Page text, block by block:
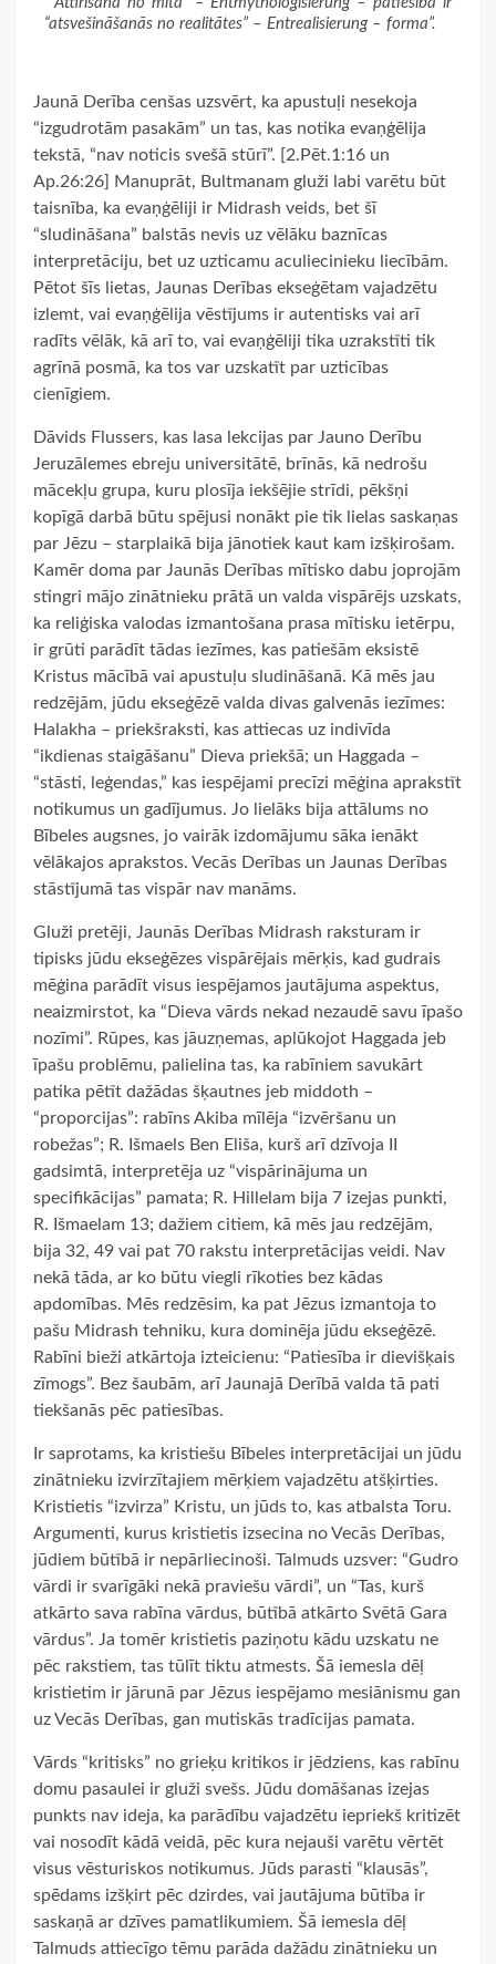
“atsvešināšanās no realitātes” – Entrealisierung – forma”.
Jaunā Derība cenšas uzsvērt, ka apustuļi nesekoja
“izgudrotām pasakām” un tas, kas notika evaņģēlija
tekstā, “nav noticis svešā stūrī”. [2.Pēt.1:16 un
Ap.26:26] Manuprāt, Bultmanam gluži labi varētu būt
taisnība, ka evaņģēliji ir Midrash veids, bet šī
“sludināšana” balstās nevis uz vēlāku baznīcas
interpretāciju, bet uz uzticamu aculiecinieku liecībām.
Pētot šīs lietas, Jaunas Derības ekseģētam vajadzētu
izlemt, vai evaņģēlija vēstījums ir autentisks vai arī
radīts vēlāk, kā arī to, vai evaņģēliji tika uzrakstīti tik
agrīnā posmā, ka tos var uzskatīt par uzticības
cienīgiem.
Dāvids Flussers, kas lasa lekcijas par Jauno Derību
Jeruzālemes ebreju universitātē, brīnās, kā nedrošu
mācekļu grupa, kuru plosīja iekšējie strīdi, pēkšņi
kopīgā darbā būtu spējusi nonākt pie tik lielas saskaņas
par Jēzu – starplaikā bija jānotiek kaut kam izšķirošam.
Kamēr doma par Jaunās Derības mītisko dabu joprojām
stingri mājo zinātnieku prātā un valda vispārējs uzskats,
ka reliģiska valodas izmantošana prasa mītisku ietērpu,
ir grūti parādīt tādas iezīmes, kas patiešām eksistē
Kristus mācībā vai apustuļu sludināšanā. Kā mēs jau
redzējām, jūdu ekseģēzē valda divas galvenās iezīmes:
Halakha – priekšraksti, kas attiecas uz indivīda
“ikdienas staigāšanu” Dieva priekšā; un Haggada –
“stāsti, leģendas,” kas iespējami precīzi mēģina aprakstīt
notikumus un gadījumus. Jo lielāks bija attālums no
Bībeles augsnes, jo vairāk izdomājumu sāka ienākt
vēlākajos aprakstos. Vecās Derības un Jaunas Derības
stāstījumā tas vispār nav manāms.
Gluži pretēji, Jaunās Derības Midrash raksturam ir
tipisks jūdu ekseģēzes vispārējais mērķis, kad gudrais
mēģina parādīt visus iespējamos jautājuma aspektus,
neaizmirstot, ka “Dieva vārds nekad nezaudē savu īpašo
nozīmi”. Rūpes, kas jāuzņemas, aplūkojot Haggada jeb
īpašu problēmu, palielina tas, ka rabīniem savukārt
patika pētīt dažādas šķautnes jeb middoth –
“proporcijas”: rabīns Akiba mīlēja “izvēršanu un
robežas”; R. Išmaels Ben Eliša, kurš arī dzīvoja II
gadsimtā, interpretēja uz “vispārinājuma un
specifikācijas” pamata; R. Hillelam bija 7 izejas punkti,
R. Išmaelam 13; dažiem citiem, kā mēs jau redzējām,
bija 32, 49 vai pat 70 rakstu interpretācijas veidi. Nav
nekā tāda, ar ko būtu viegli rīkoties bez kādas
apdomības. Mēs redzēsim, ka pat Jēzus izmantoja to
pašu Midrash tehniku, kura dominēja jūdu ekseģēzē.
Rabīni bieži atkārtoja izteicienu: “Patiesība ir dievišķais
zīmogs”. Bez šaubām, arī Jaunajā Derībā valda tā pati
tiekšanās pēc patiesības.
Ir saprotams, ka kristiešu Bībeles interpretācijai un jūdu
zinātnieku izvirzītajiem mērķiem vajadzētu atšķirties.
Kristietis “izvirza” Kristu, un jūds to, kas atbalsta Toru.
Argumenti, kurus kristietis izsecina no Vecās Derības,
jūdiem būtībā ir nepārliecinoši. Talmuds uzsver: “Gudro
vārdi ir svarīgāki nekā praviešu vārdi”, un “Tas, kurš
atkārto sava rabīna vārdus, būtībā atkārto Svētā Gara
vārdus”. Ja tomēr kristietis paziņotu kādu uzskatu ne
pēc rakstiem, tas tūlīt tiktu atmests. Šā iemesla dēļ
kristietim ir jārunā par Jēzus iespējamo mesiānismu gan
uz Vecās Derības, gan mutiskās tradīcijas pamata.
Vārds “kritisks” no grieķu kritikos ir jēdziens, kas rabīnu
domu pasaulei ir gluži svešs. Jūdu domāšanas izejas
punkts nav ideja, ka parādību vajadzētu iepriekš kritizēt
vai nosodīt kādā veidā, pēc kura nejauši varētu vērtēt
visus vēsturiskos notikumus. Jūds parasti “klausās”,
spēdams izšķirt pēc dzirdes, vai jautājuma būtība ir
saskaņā ar dzīves pamatlikumiem. Šā iemesla dēļ
Talmuds attiecīgo tēmu parāda dažādu zinātnieku un